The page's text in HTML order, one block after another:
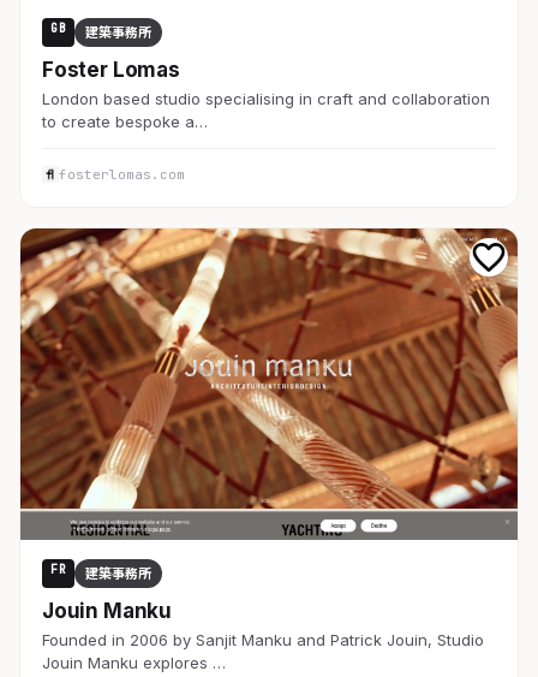
GB 建築事務所
Foster Lomas
London based studio specialising in craft and collaboration
to create bespoke a…
fosterlomas.com
FR 建築事務所
Jouin Manku
Founded in 2006 by Sanjit Manku and Patrick Jouin, Studio
Jouin Manku explores …